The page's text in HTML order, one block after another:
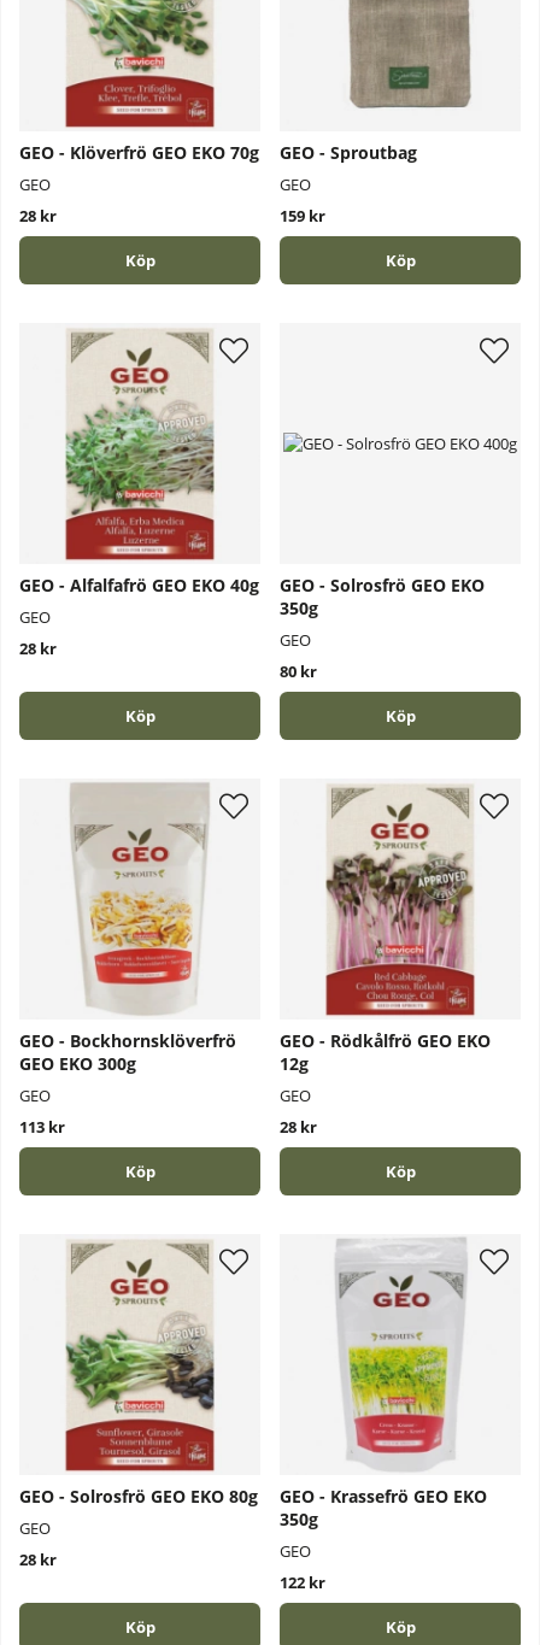
GEO - Klöverfrö GEO EKO 70g
GEO
28 kr
Köp
GEO - Sproutbag
GEO
159 kr
Köp
GEO - Alfalfafrö GEO EKO 40g
GEO
28 kr
Köp
GEO - Solrosfrö GEO EKO
350g
GEO
80 kr
Köp
GEO - Bockhornsklöverfrö
GEO EKO 300g
GEO
113 kr
Köp
GEO - Rödkålfrö GEO EKO
12g
GEO
28 kr
Köp
GEO - Solrosfrö GEO EKO 80g
GEO
28 kr
Köp
GEO - Krassefrö GEO EKO
350g
GEO
122 kr
Köp